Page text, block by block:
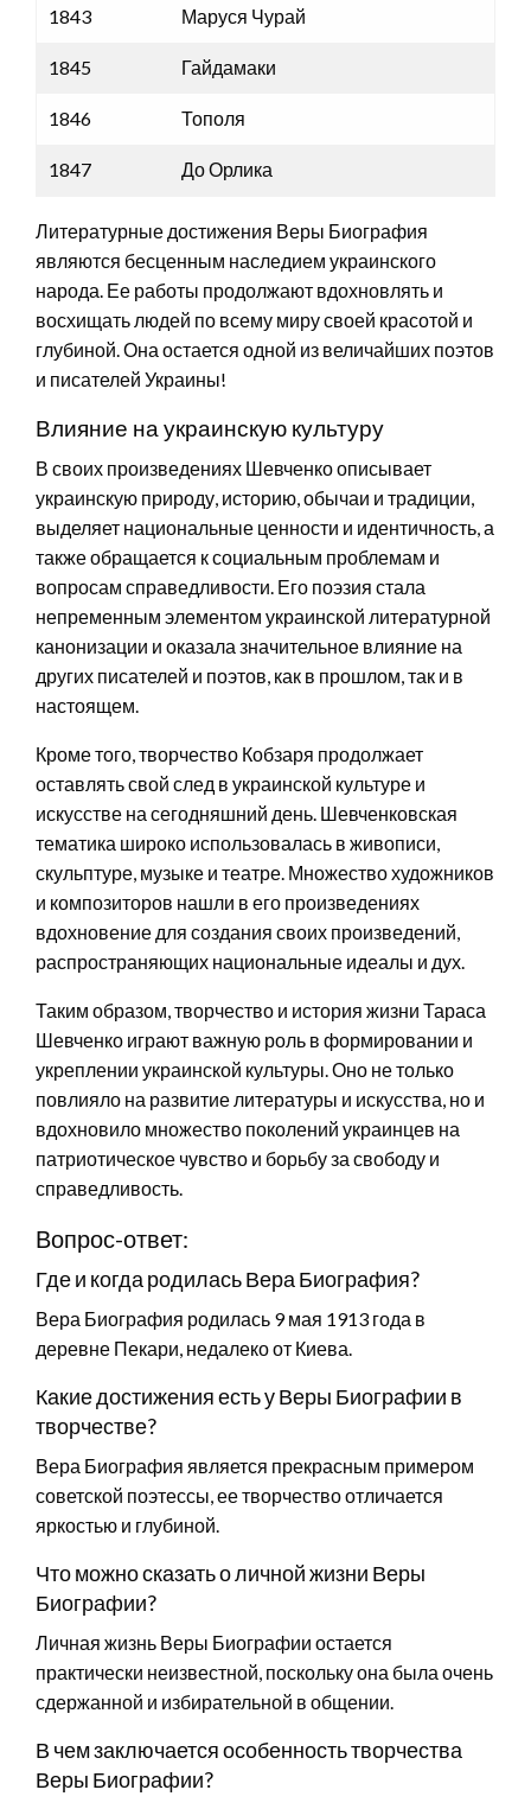
1843 Маруся Чурай
1845 Гайдамаки
1846 Тополя
1847 До Орлика
Литературные достижения Веры Биография
являются бесценным наследием украинского
народа. Ее работы продолжают вдохновлять и
восхищать людей по всему миру своей красотой и
глубиной. Она остается одной из величайших поэтов
и писателей Украины!
Влияние на украинскую культуру
В своих произведениях Шевченко описывает
украинскую природу, историю, обычаи и традиции,
выделяет национальные ценности и идентичность, а
также обращается к социальным проблемам и
вопросам справедливости. Его поэзия стала
непременным элементом украинской литературной
канонизации и оказала значительное влияние на
других писателей и поэтов, как в прошлом, так и в
настоящем.
Кроме того, творчество Кобзаря продолжает
оставлять свой след в украинской культуре и
искусстве на сегодняшний день. Шевченковская
тематика широко использовалась в живописи,
скульптуре, музыке и театре. Множество художников
и композиторов нашли в его произведениях
вдохновение для создания своих произведений,
распространяющих национальные идеалы и дух.
Таким образом, творчество и история жизни Тараса
Шевченко играют важную роль в формировании и
укреплении украинской культуры. Оно не только
повлияло на развитие литературы и искусства, но и
вдохновило множество поколений украинцев на
патриотическое чувство и борьбу за свободу и
справедливость.
Вопрос-ответ:
Где и когда родилась Вера Биография?
Вера Биография родилась 9 мая 1913 года в
деревне Пекари, недалеко от Киева.
Какие достижения есть у Веры Биографии в
творчестве?
Вера Биография является прекрасным примером
советской поэтессы, ее творчество отличается
яркостью и глубиной.
Что можно сказать о личной жизни Веры
Биографии?
Личная жизнь Веры Биографии остается
практически неизвестной, поскольку она была очень
сдержанной и избирательной в общении.
В чем заключается особенность творчества
Веры Биографии?